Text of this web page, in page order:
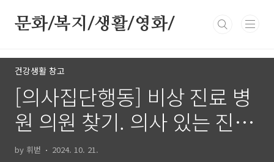
문화/복지/생활/영화/
건강생활 창고
[의사집단행동] 비상 진료 병
원 의원 찾기. 의사 있는 진료
가능한 병의원
by 휘벋 2024. 10. 21.